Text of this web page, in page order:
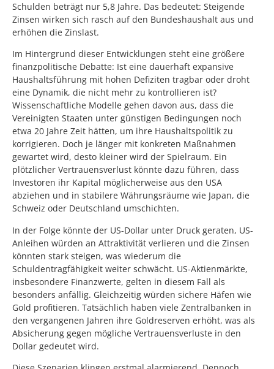
Schulden beträgt nur 5,8 Jahre. Das bedeutet: Steigende
Zinsen wirken sich rasch auf den Bundeshaushalt aus und
erhöhen die Zinslast.
Im Hintergrund dieser Entwicklungen steht eine größere
finanzpolitische Debatte: Ist eine dauerhaft expansive
Haushaltsführung mit hohen Defiziten tragbar oder droht
eine Dynamik, die nicht mehr zu kontrollieren ist?
Wissenschaftliche Modelle gehen davon aus, dass die
Vereinigten Staaten unter günstigen Bedingungen noch
etwa 20 Jahre Zeit hätten, um ihre Haushaltspolitik zu
korrigieren. Doch je länger mit konkreten Maßnahmen
gewartet wird, desto kleiner wird der Spielraum. Ein
plötzlicher Vertrauensverlust könnte dazu führen, dass
Investoren ihr Kapital möglicherweise aus den USA
abziehen und in stabilere Währungsräume wie Japan, die
Schweiz oder Deutschland umschichten.
In der Folge könnte der US-Dollar unter Druck geraten, US-
Anleihen würden an Attraktivität verlieren und die Zinsen
könnten stark steigen, was wiederum die
Schuldentragfähigkeit weiter schwächt. US-Aktienmärkte,
insbesondere Finanzwerte, gelten in diesem Fall als
besonders anfällig. Gleichzeitig würden sichere Häfen wie
Gold profitieren. Tatsächlich haben viele Zentralbanken in
den vergangenen Jahren ihre Goldreserven erhöht, was als
Absicherung gegen mögliche Vertrauensverluste in den
Dollar gedeutet wird.